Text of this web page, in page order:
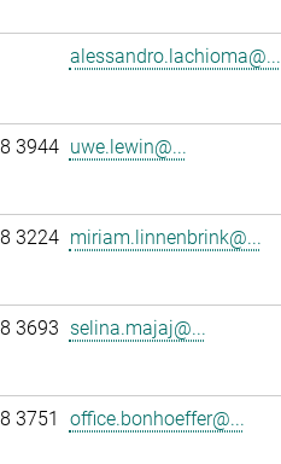
alessandro.lachioma@...
3944 uwe.lewin@...
3224 miriam.linnenbrink@...
3693 selina.majaj@...
3751 office.bonhoeffer@...